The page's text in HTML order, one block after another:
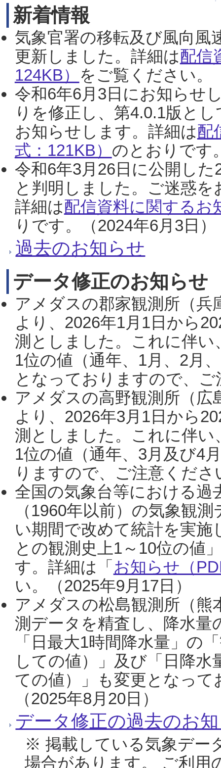
新着情報
気象官署の移転及び風向風
更新しました。詳細は配信
124KB） をご覧ください。
令和6年6月3日にお知らせ
りを修正し、第4.0.1版と
お知らせします。詳細は配
式：121KB） のとおりです
令和6年3月26日に公開し
と判明しました。ご迷惑
詳細は配信資料に関するお
りです。（2024年6月3日）
過去のお知らせ
データ修正のお知らせ
アメダスの郡家観測所（
より、2026年1月1日から
測としました。これに伴い
1位の値（通年、1月、2月
となっておりますので、
アメダスの高野観測所（
より、2026年3月1日から
測としました。これに伴い
1位の値（通年、3月及び4
りますので、ご注意くだ
全国の気象台等における過
（1960年以前）の気象観
い期間で改めて統計を実
との観測史上1～10位の値
す。詳細は「 お知らせ（
い。（2025年9月17日）
アメダスの松島観測所（熊
測データを精査し、降水
「日最大1時間降水量」の
しての値）」及び「日降
ての値）」も変更となっ
（2025年8月20日）
データ修正の過去のお
※ 掲載している気象デー
場合があります。 ご利用